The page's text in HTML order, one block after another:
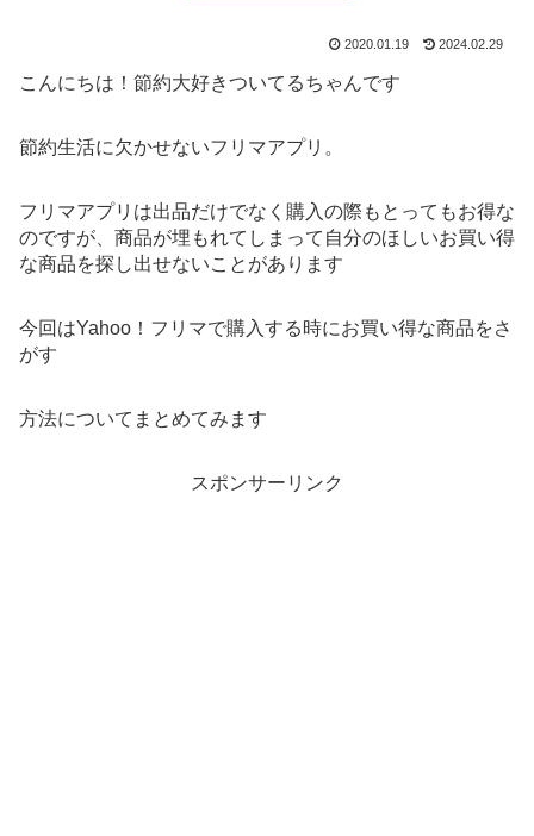
2020.01.19 2024.02.29
こんにちは！節約大好きついてるちゃんです
節約生活に欠かせないフリマアプリ。
フリマアプリは出品だけでなく購入の際もとってもお得な
のですが、商品が埋もれてしまって自分のほしいお買い得
な商品を探し出せないことがあります
今回はYahoo！フリマで購入する時にお買い得な商品をさ
がす
方法についてまとめてみます
スポンサーリンク